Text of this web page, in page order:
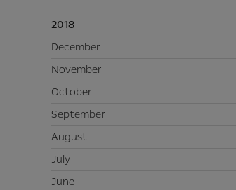
2018
December
November
October
September
August
July
June